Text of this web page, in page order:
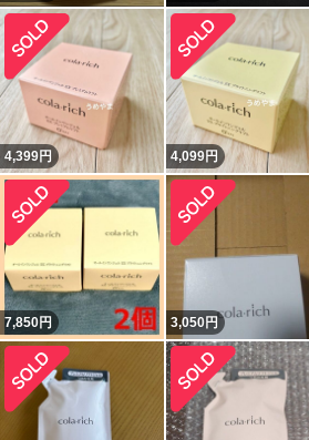
4,399円 4,099円
7,850円 3,050円